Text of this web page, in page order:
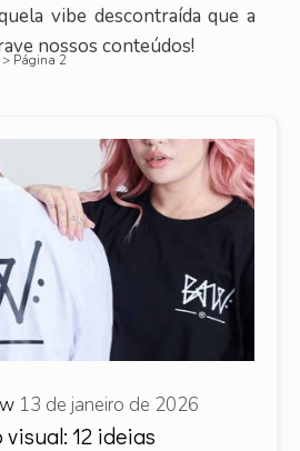
vibe descontraída que a
nossos conteúdos!
> Página 2
12 ideias
13 de janeiro de 2026